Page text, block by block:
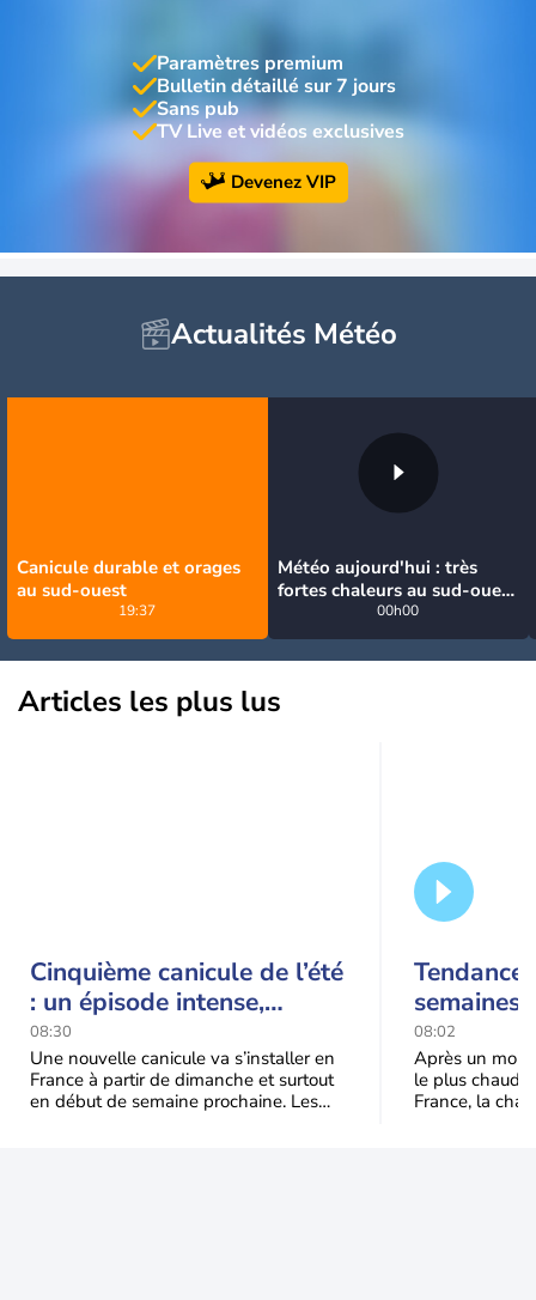
Paramètres premium
Bulletin détaillé sur 7 jours
Sans pub
TV Live et vidéos exclusives
Devenez VIP
Actualités Météo
Canicule durable et orages
au sud-ouest
19:37
Météo aujourd'hui : très
fortes chaleurs au sud-ouest
avant des orages, jusqu'à
39°C
00h00
Articles les plus lus
Cinquième canicule de l’été
: un épisode intense,
durable et étendu la
semaine prochaine
08:30
Une nouvelle canicule va s’installer en
France à partir de dimanche et surtout
en début de semaine prochaine. Les
Tendance
semaines
septembre
08:02
Après un
le plus chaud
France, la